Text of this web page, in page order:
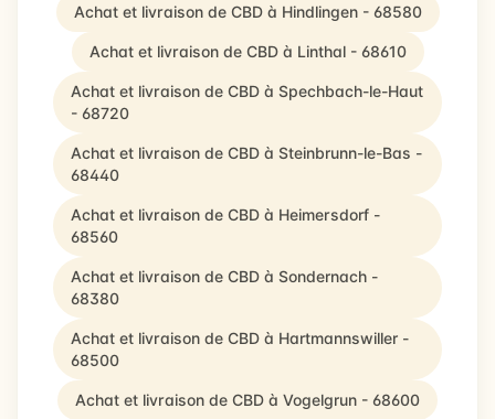
Achat et livraison de CBD à Hindlingen - 68580
Achat et livraison de CBD à Linthal - 68610
Achat et livraison de CBD à Spechbach-le-Haut
- 68720
Achat et livraison de CBD à Steinbrunn-le-Bas -
68440
Achat et livraison de CBD à Heimersdorf -
68560
Achat et livraison de CBD à Sondernach -
68380
Achat et livraison de CBD à Hartmannswiller -
68500
Achat et livraison de CBD à Vogelgrun - 68600